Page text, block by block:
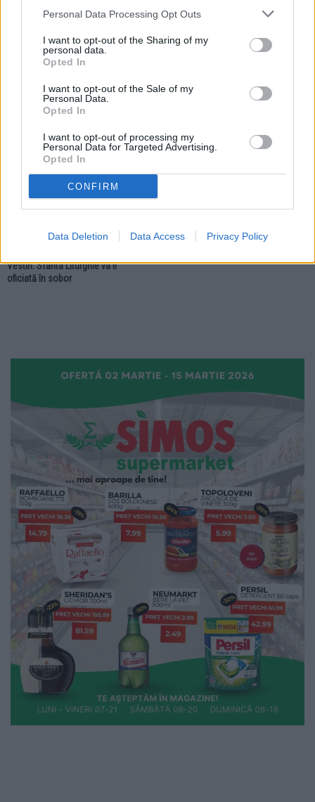
Personal Data Processing Opt Outs
I want to opt-out of the Sharing of my
personal data.
Opted In
I want to opt-out of the Sale of my
Personal Data.
Opted In
I want to opt-out of processing my
Personal Data for Targeted Advertising.
Opted In
CONFIRM
Data Deletion Data Access Privacy Policy
Mănăstirea Sihăstria Râșcăi
îmbracă straie de sărbătoare. Prea
paraclisului
Icoana și papucelul Sfântului
Buna Vestire
Mănăstirea Buciumeni va celebra al
Vestiri. Sfânta Liturghie va fi
oficiată în sobor